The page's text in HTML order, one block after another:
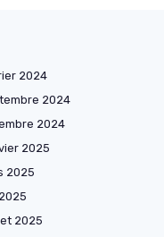
2024
2024
2024
2025
2025
2025